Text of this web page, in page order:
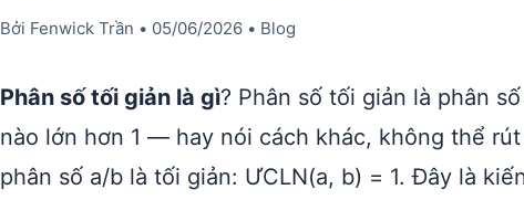
Bởi Fenwick Trần • 05/06/2026 • Blog
Phân số tối giản là gì? Phân số tối giản là phân
nào lớn hơn 1 — hay nói cách khác, không thể
phân số a/b là tối giản: ƯCLN(a, b) = 1. Đây là